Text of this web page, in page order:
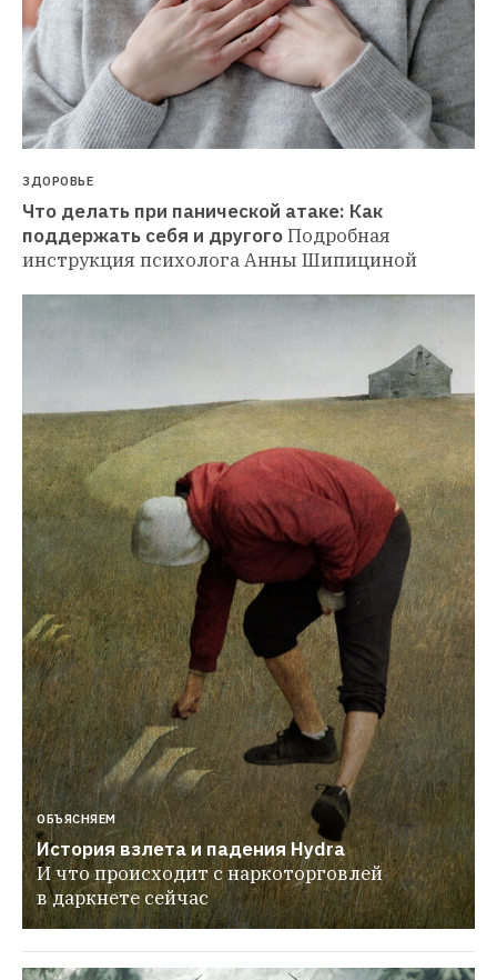
ЗДОРОВЬЕ
Что делать при панической атаке: Как
поддержать себя и другогоПодробная
инструкция психолога Анны Шипициной
ОБЪЯСНЯЕМ
История взлета и падения Hydra
И что происходит с наркоторговлей
в даркнете сейчас